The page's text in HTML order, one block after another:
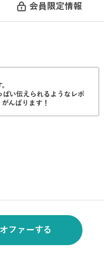
会員限定情報
い伝えられるようなレポ
んばります！
ファーする